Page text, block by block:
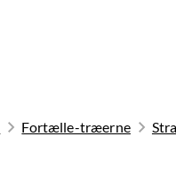
Fortælle-træerne